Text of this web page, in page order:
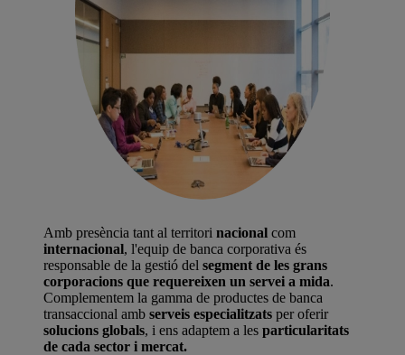
Amb presència tant al territori nacional com
internacional, l'equip de banca corporativa és
responsable de la gestió del segment de les grans
corporacions que requereixen un servei a mida.
Complementem la gamma de productes de banca
transaccional amb serveis especialitzats per oferir
solucions globals, i ens adaptem a les particularitats
de cada sector i mercat.